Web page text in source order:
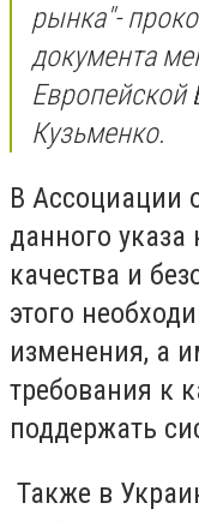
рынка"-
документа
Европейской
Кузьменко.
В Ассоциации
данного указа
качества и
этого
изменения, а
требования к
поддержать
Также в